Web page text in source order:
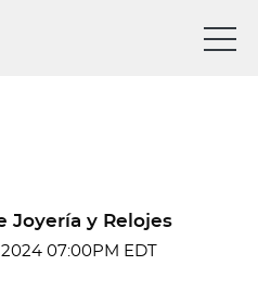
Joyería y Relojes
07:00PM EDT